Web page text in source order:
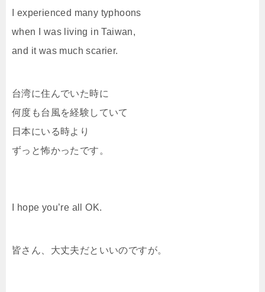
I experienced many typhoons
when I was living in Taiwan,
and it was much scarier.
台湾に住んでいた時に
何度も台風を経験していて
日本にいる時より
ずっと怖かったです。
I hope you’re all OK.
皆さん、大丈夫だといいのですが。